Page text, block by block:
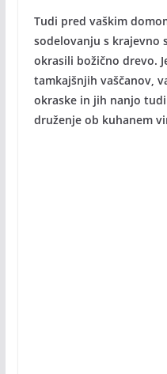
Tudi pred vaškim
sodelovanju s krajevno
okrasili božično drevo.
tamkajšnjih vaščanov,
okraske in jih nanjo
druženje ob kuhanem